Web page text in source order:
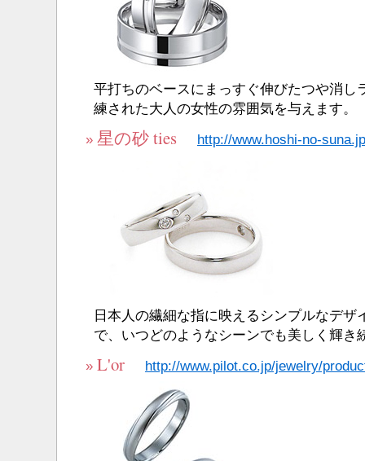
平打ちのベースにまっすぐ伸びたつや消し
練された大人の女性の雰囲気を与えます。
» 星の砂 ties http://www.hoshi-no-
日本人の繊細な指に映えるシンプルなデ
で、いつどのようなシーンでも美しく輝き
» L'or http://www.pilot.co.jp/jewelry/